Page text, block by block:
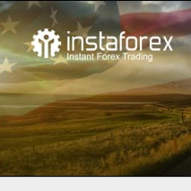
Открыть торговый
Начинающим